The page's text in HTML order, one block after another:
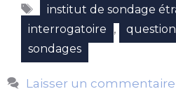
Étiquettes
institut de sondage
interrogatoire ,
sondages
Laisser un commentaire